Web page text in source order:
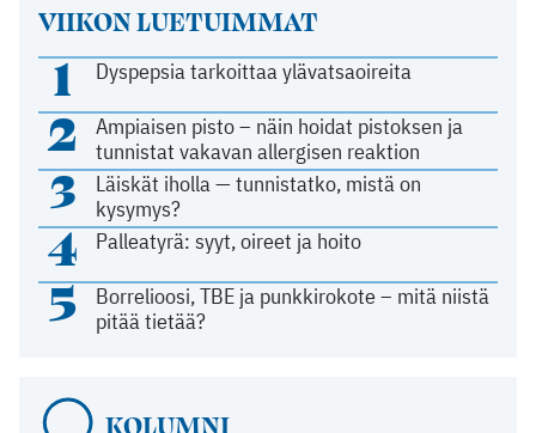
VIIKON LUETUIMMAT
1 Dyspepsia tarkoittaa ylävatsaoireita
2
Ampiaisen pisto – näin hoidat pistoksen ja
tunnistat vakavan allergisen reaktion
3
Läiskät iholla — tunnistatko, mistä on
kysymys?
4 Palleatyrä: syyt, oireet ja hoito
5
Borrelioosi, TBE ja punkkirokote – mitä niistä
pitää tietää?
KOLUMNI